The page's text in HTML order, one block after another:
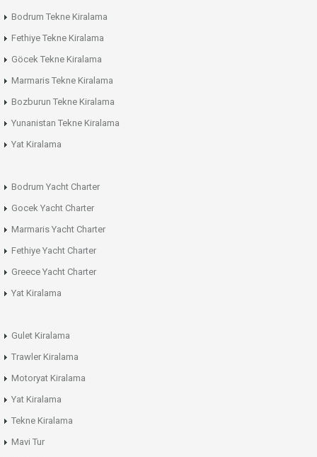
Bodrum Tekne Kiralama
Fethiye Tekne Kiralama
Göcek Tekne Kiralama
Marmaris Tekne Kiralama
Bozburun Tekne Kiralama
Yunanistan Tekne Kiralama
Yat Kiralama
Bodrum Yacht Charter
Gocek Yacht Charter
Marmaris Yacht Charter
Fethiye Yacht Charter
Greece Yacht Charter
Yat Kiralama
Gulet Kiralama
Trawler Kiralama
Motoryat Kiralama
Yat Kiralama
Tekne Kiralama
Mavi Tur